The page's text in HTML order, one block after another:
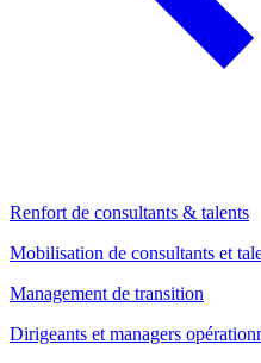
Renfort de consultants & talents
Mobilisation de consultants et
Management de transition
Dirigeants et managers